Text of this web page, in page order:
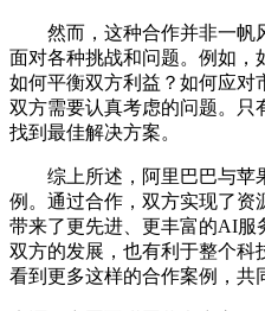
然而，这种合作并非一帆
面对各种挑战和问题。例如，
如何平衡双方利益？如何应对
双方需要认真考虑的问题。只
找到最佳解决方案。
综上所述，阿里巴巴与苹
例。通过合作，双方实现了资
带来了更先进、更丰富的AI服
双方的发展，也有利于整个科
看到更多这样的合作案例，共